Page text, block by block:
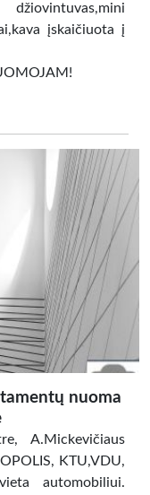
įskaičiuota į
nuoma
A.Mickevičiaus
KTU,VDU,
automobiliui.